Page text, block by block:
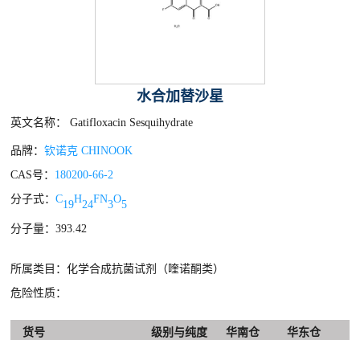
水合加替沙星
英文名称： Gatifloxacin Sesquihydrate
品牌：钦诺克 CHINOOK
CAS号： 180200-66-2
分子式：C19H24FN3O5
分子量：393.42
所属类目：化学合成抗菌试剂（喹诺酮类）
危险性质：
货号 级别与纯度 华南仓 华东仓